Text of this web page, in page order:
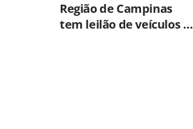
Região de Campinas
tem leilão de veículos do